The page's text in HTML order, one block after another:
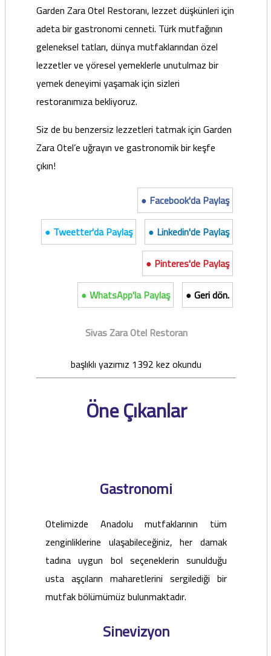
Garden Zara Otel Restoranı, lezzet düşkünleri için
adeta bir gastronomi cenneti. Türk mutfağının
geleneksel tatları, dünya mutfaklarından özel
lezzetler ve yöresel yemeklerle unutulmaz bir
yemek deneyimi yaşamak için sizleri
restoranımıza bekliyoruz.
Siz de bu benzersiz lezzetleri tatmak için Garden
Zara Otel’e uğrayın ve gastronomik bir keşfe
çıkın!
● Facebook'da Paylaş
● Tweetter'da Paylaş
● Linkedin'de Paylaş
● Pinteres'de Paylaş
● WhatsApp'la Paylaş
● Geri dön.
Sivas Zara Otel Restoran
başlıklı yazımız 1392 kez okundu
Öne Çıkanlar
Gastronomi
Otelimizde Anadolu mutfaklarının tüm
zenginliklerine ulaşabileceğiniz, her damak
tadına uygun bol seçeneklerin sunulduğu
usta aşçıların maharetlerini sergilediği bir
mutfak bölümümüz bulunmaktadır.
Sinevizyon